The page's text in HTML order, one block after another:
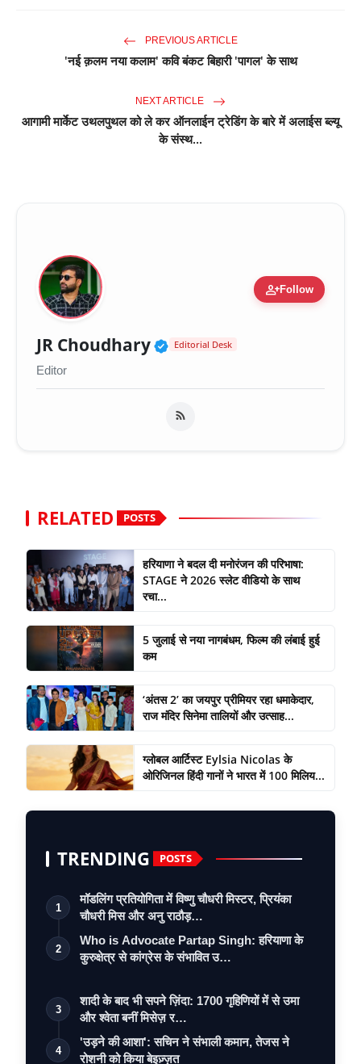
PREVIOUS ARTICLE
'नई क़लम नया कलाम' कवि बंकट बिहारी 'पागल' के साथ
NEXT ARTICLE
आगामी मार्केट उथलपुथल को ले कर ऑनलाईन ट्रेडिंग के बारे में अलाईस ब्ल्यू
के संस्थ...
person_addFollow
JR Choudhary Verified Public Figure
Editorial Desk
Editor
RELATED POSTS
हरियाणा ने बदल दी मनोरंजन की परिभाषा:
STAGE ने 2026 स्लेट वीडियो के साथ
रचा...
5 जुलाई से नया नागबंधम, फिल्म की लंबाई हुई
कम
‘अंतस 2’ का जयपुर प्रीमियर रहा धमाकेदार,
राज मंदिर सिनेमा तालियों और उत्साह...
ग्लोबल आर्टिस्ट Eylsia Nicolas के
ओरिजिनल हिंदी गानों ने भारत में 100 मिलिय...
TRENDING POSTS
1
मॉडलिंग प्रतियोगिता में विष्णु चौधरी मिस्टर, प्रियंका
चौधरी मिस और अनु राठौड़…
2
Who is Advocate Partap Singh: हरियाणा के
कुरुक्षेत्र से कांग्रेस के संभावित उ…
3
शादी के बाद भी सपने ज़िंदा: 1700 गृहिणियों में से उमा
और श्वेता बनीं मिसेज़ र…
4
'उड़ने की आशा': सचिन ने संभाली कमान, तेजस ने
रोशनी को किया बेइज़्ज़त